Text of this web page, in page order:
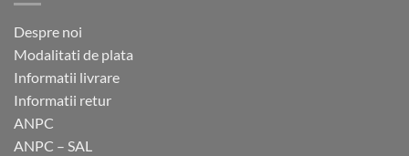
pot
fi
alese
în
Despre noi
Modalitati de plata
Informatii livrare
Informatii retur
ANPC
ANPC – SAL